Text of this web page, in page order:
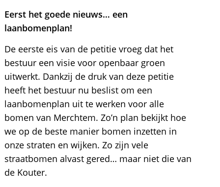
Eerst het goede nieuws… een
laanbomenplan!
De eerste eis van de petitie vroeg dat het
bestuur een visie voor openbaar groen
uitwerkt. Dankzij de druk van deze petitie
heeft het bestuur nu beslist om een
laanbomenplan uit te werken voor alle
bomen van Merchtem. Zo’n plan bekijkt hoe
we op de beste manier bomen inzetten in
onze straten en wijken. Zo zijn vele
straatbomen alvast gered… maar niet die van
de Kouter.